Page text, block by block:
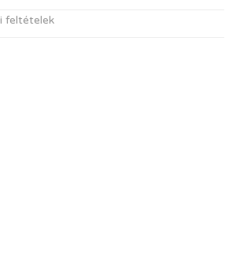
feltételek